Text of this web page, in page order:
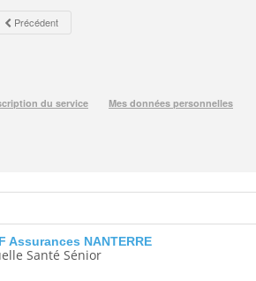
Assurances NANTERRE
Santé Sénior